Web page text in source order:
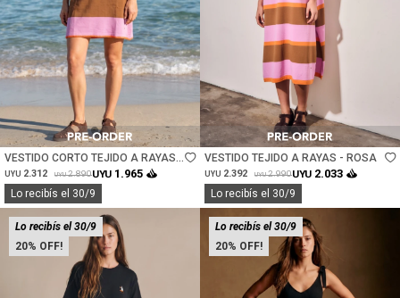
Talle
VESTIDO CORTO TEJIDO A RAYAS -
ROSA
UYU 2.312 UYU 2.890UYU 1.965
Lo recibís el 30/9
Talle
VESTIDO TEJIDO A RAYAS - ROSA
UYU 2.392 UYU 2.990UYU 2.033
Lo recibís el 30/9
20
Lo recibís el 30/9
20
Lo recibís el 30/9